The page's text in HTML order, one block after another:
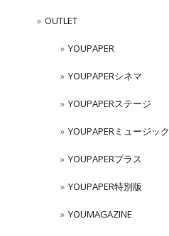
OUTLET
YOUPAPER
YOUPAPERシネマ
YOUPAPERステージ
YOUPAPERミュージック
YOUPAPERプラス
YOUPAPER特別版
YOUMAGAZINE